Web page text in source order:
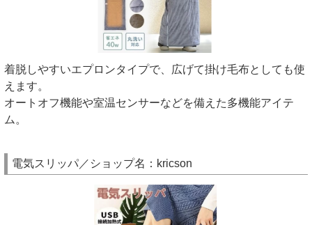
着脱しやすいエプロンタイプで、広げて掛け毛布としても使
えます。
オートオフ機能や室温センサーなどを備えた多機能アイテ
ム。
電気スリッパ／ショップ名：kricson